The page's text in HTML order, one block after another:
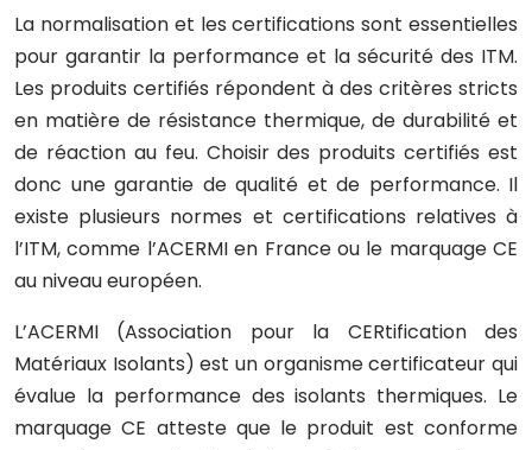
La normalisation et les certifications sont essentielles
pour garantir la performance et la sécurité des ITM.
Les produits certifiés répondent à des critères stricts
en matière de résistance thermique, de durabilité et
de réaction au feu. Choisir des produits certifiés est
donc une garantie de qualité et de performance. Il
existe plusieurs normes et certifications relatives à
l’ITM, comme l’ACERMI en France ou le marquage CE
au niveau européen.
L’ACERMI (Association pour la CERtification des
Matériaux Isolants) est un organisme certificateur qui
évalue la performance des isolants thermiques. Le
marquage CE atteste que le produit est conforme